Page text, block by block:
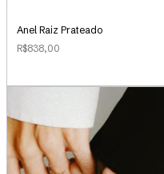
Anel Raiz Prateado
R$838,00